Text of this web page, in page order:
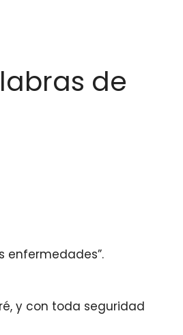
de
enfermedades”.
y con toda seguridad